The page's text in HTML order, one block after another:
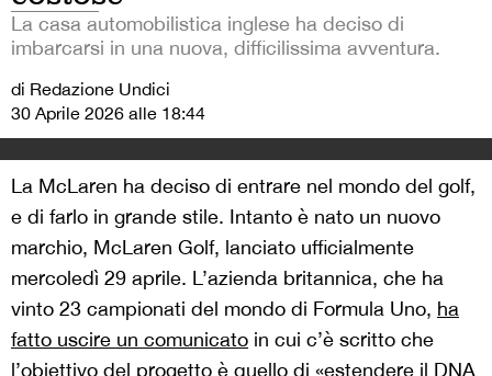
La casa automobilistica inglese ha deciso di
imbarcarsi in una nuova, difficilissima avventura.
di Redazione Undici
30 Aprile 2026 alle 18:44
La McLaren ha deciso di entrare nel mondo del golf,
e di farlo in grande stile. Intanto è nato un nuovo
marchio, McLaren Golf, lanciato ufficialmente
mercoledì 29 aprile. L’azienda britannica, che ha
vinto 23 campionati del mondo di Formula Uno, ha
fatto uscire un comunicato in cui c’è scritto che
l’obiettivo del progetto è quello di «estendere il DNA